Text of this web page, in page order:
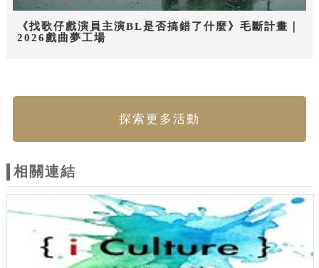
《找歌仔戲演員主演BL是否搞錯了什麼》毛斷計畫｜
2026戲曲夢工場
探索更多活動
相關連結